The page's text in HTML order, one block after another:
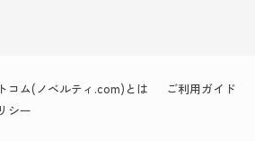
コム(ノベルティ.com)とは ご利用ガイド
シー